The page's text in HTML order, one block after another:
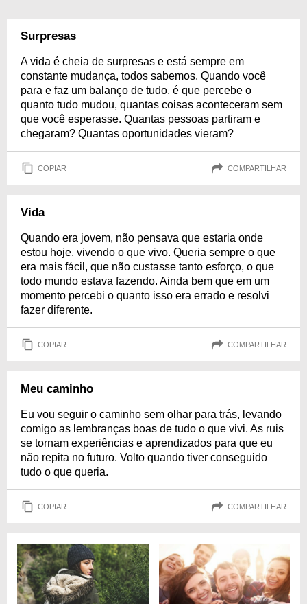
Surpresas
A vida é cheia de surpresas e está sempre em
constante mudança, todos sabemos. Quando você
para e faz um balanço de tudo, é que percebe o
quanto tudo mudou, quantas coisas aconteceram sem
que você esperasse. Quantas pessoas partiram e
chegaram? Quantas oportunidades vieram?
COPIAR COMPARTILHAR
Vida
Quando era jovem, não pensava que estaria onde
estou hoje, vivendo o que vivo. Queria sempre o que
era mais fácil, que não custasse tanto esforço, o que
todo mundo estava fazendo. Ainda bem que em um
momento percebi o quanto isso era errado e resolvi
fazer diferente.
COPIAR COMPARTILHAR
Meu caminho
Eu vou seguir o caminho sem olhar para trás, levando
comigo as lembranças boas de tudo o que vivi. As ruis
se tornam experiências e aprendizados para que eu
não repita no futuro. Volto quando tiver conseguido
tudo o que queria.
COPIAR COMPARTILHAR